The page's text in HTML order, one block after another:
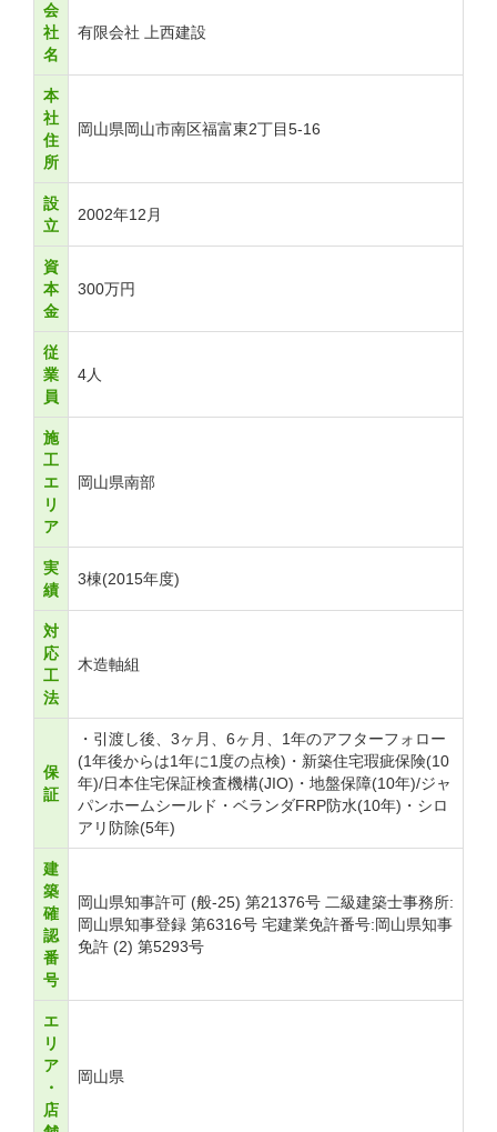
会
社
名
有限会社 上西建設
本
社
住
所
岡山県岡山市南区福富東2丁目5-16
設
立
2002年12月
資
本
金
300万円
従
業
員
4人
施
工
エ
リ
ア
岡山県南部
実
績
3棟(2015年度)
対
応
工
法
木造軸組
保
証
・引渡し後、3ヶ月、6ヶ月、1年のアフターフォロー
(1年後からは1年に1度の点検)・新築住宅瑕疵保険(10
年)/日本住宅保証検査機構(JIO)・地盤保障(10年)/ジャ
パンホームシールド・ベランダFRP防水(10年)・シロ
アリ防除(5年)
建
築
確
認
番
号
岡山県知事許可 (般-25) 第21376号 二級建築士事務所:
岡山県知事登録 第6316号 宅建業免許番号:岡山県知事
免許 (2) 第5293号
エ
リ
ア
・
店
岡山県